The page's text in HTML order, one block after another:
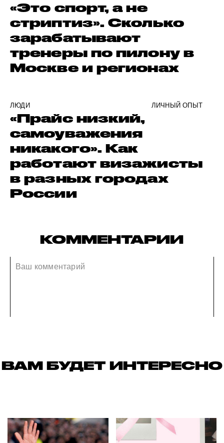
«Это спорт, а не
стриптиз». Сколько
зарабатывают
тренеры по пилону в
Москве и регионах
ЛЮДИ ЛИЧНЫЙ ОПЫТ
«Прайс низкий,
самоуважения
никакого». Как
работают визажисты
в разных городах
России
КОММЕНТАРИИ
ВАМ БУДЕТ ИНТЕРЕСНО